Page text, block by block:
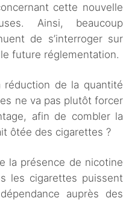
cette nouvelle
Ainsi, beaucoup
de s’interroger sur
future réglementation.
de la quantité
ne va pas plutôt forcer
afin de combler la
ôtée des cigarettes ?
la présence de nicotine
les cigarettes puissent
auprès des